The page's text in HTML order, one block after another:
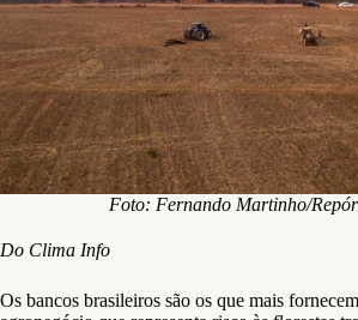
Foto: Fernando Martinho/
Do Clima Info
Os bancos brasileiros são os que mais